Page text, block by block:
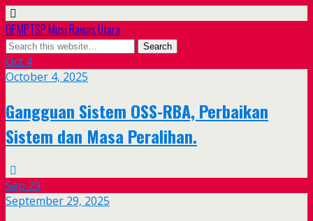
DPMPTSP Musi Rawas Utara
Oct 4
October 4, 2025
Gangguan Sistem OSS-RBA, Perbaikan
Sistem dan Masa Peralihan.
Sep 29
September 29, 2025